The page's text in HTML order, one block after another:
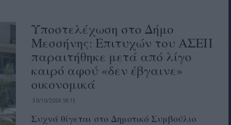
Υποστελέχωση στο Δήμο
Μεσσήνης: Επιτυχών του ΑΣΕΠ
παραιτήθηκε μετά από λίγο
καιρό αφού «δεν έβγαινε»
οικονομικά
30/10/2024 18:15
Συχνά θίγεται στο Δημοτικό Συμβούλιο